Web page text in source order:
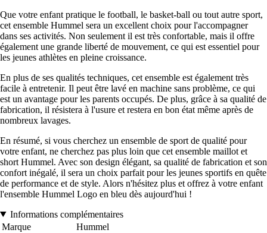
Que votre enfant pratique le football, le basket-ball ou tout autre sport,
cet ensemble Hummel sera un excellent choix pour l'accompagner
dans ses activités. Non seulement il est très confortable, mais il offre
également une grande liberté de mouvement, ce qui est essentiel pour
les jeunes athlètes en pleine croissance.
En plus de ses qualités techniques, cet ensemble est également très
facile à entretenir. Il peut être lavé en machine sans problème, ce qui
est un avantage pour les parents occupés. De plus, grâce à sa qualité de
fabrication, il résistera à l'usure et restera en bon état même après de
nombreux lavages.
En résumé, si vous cherchez un ensemble de sport de qualité pour
votre enfant, ne cherchez pas plus loin que cet ensemble maillot et
short Hummel. Avec son design élégant, sa qualité de fabrication et son
confort inégalé, il sera un choix parfait pour les jeunes sportifs en quête
de performance et de style. Alors n'hésitez plus et offrez à votre enfant
l'ensemble Hummel Logo en bleu dès aujourd'hui !
Informations complémentaires
Marque
Hummel